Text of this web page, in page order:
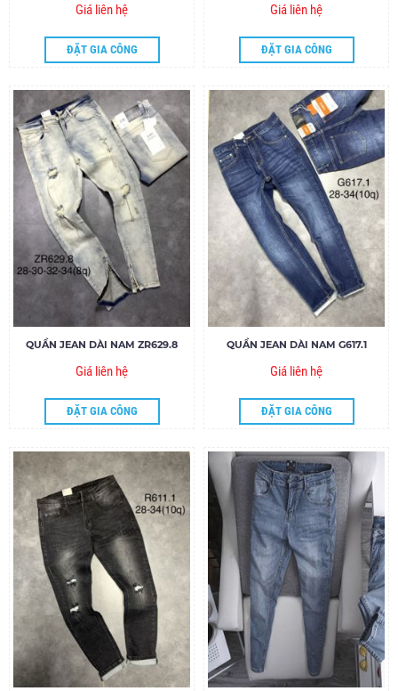
Giá liên hệ
ĐẶT GIA CÔNG
Giá liên hệ
ĐẶT GIA CÔNG
QUẦN JEAN DÀI NAM ZR629.8
Giá liên hệ
ĐẶT GIA CÔNG
QUẦN JEAN DÀI NAM G617.1
Giá liên hệ
ĐẶT GIA CÔNG